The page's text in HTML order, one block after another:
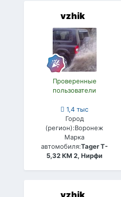
vzhik
Проверенные
пользователи
1,4 тыс
Город
(регион):Воронеж
Марка
автомобиля:Tager T-
5,32 КМ 2, Нирфи
vzhik